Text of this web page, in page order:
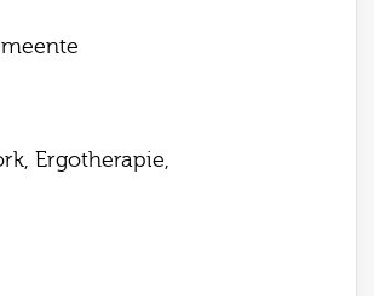
Ergotherapie,